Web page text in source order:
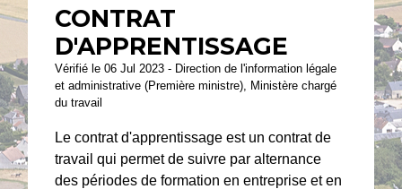
CONTRAT
D'APPRENTISSAGE
Vérifié le 06 Jul 2023 - Direction de l'information légale
et administrative (Première ministre), Ministère chargé
du travail
Le contrat d'apprentissage est un contrat de
travail qui permet de suivre par alternance
des périodes de formation en entreprise et en